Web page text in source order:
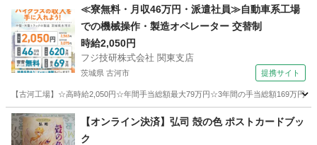
東京駅 語学、辞書 アンカー
≪寮無料・月収46万円・派遣社員≫自動車系工場
での機械操作・製造オペレーター 交替制
時給2,050円
フジ技研株式会社 関東支店
茨城県 古河市 提携サイト
【古河工場】☆高時給2,050円☆年間手当総額最大79万円☆3年間の手当総額169万円
茨城 古河市 その他
【オンライン決済】弘司 殻の色 ポストカードブッ
ク